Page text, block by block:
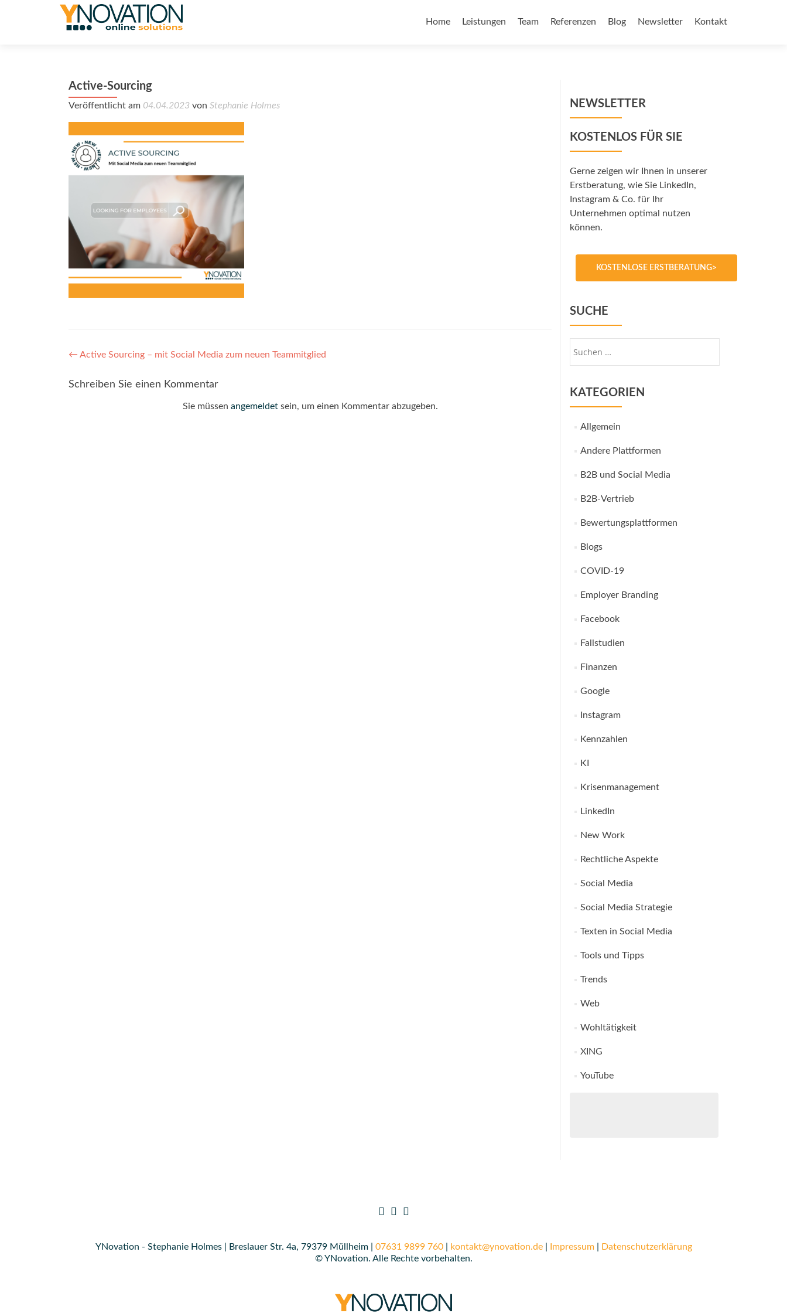
Home Leistungen Team Referenzen Blog Newsletter Kontakt
Active-Sourcing
Veröffentlicht am 04.04.2023 von Stephanie Holmes
Post
navigation
← Active Sourcing – mit Social Media zum neuen Teammitglied
Schreiben Sie einen Kommentar
Sie müssen angemeldetsein, um einen Kommentar abzugeben.
NEWSLETTER
KOSTENLOS FÜR SIE
Gerne zeigen wir Ihnen in unserer
Erstberatung, wie Sie LinkedIn,
Instagram & Co. für Ihr
Unternehmen optimal nutzen
können.
KOSTENLOSE ERSTBERATUNG>
SUCHE
KATEGORIEN
Allgemein
Andere Plattformen
B2B und Social Media
B2B-Vertrieb
Bewertungsplattformen
Blogs
COVID-19
Employer Branding
Facebook
Fallstudien
Finanzen
Google
Instagram
Kennzahlen
KI
Krisenmanagement
LinkedIn
New Work
Rechtliche Aspekte
Social Media
Social Media Strategie
Texten in Social Media
Tools und Tipps
Trends
Web
Wohltätigkeit
XING
YouTube
YNovation - Stephanie Holmes | Breslauer Str. 4a, 79379 Müllheim | 07631 9899 760| kontakt@ynovation.de| Impressum|
Datenschutzerklärung
© YNovation. Alle Rechte vorbehalten.